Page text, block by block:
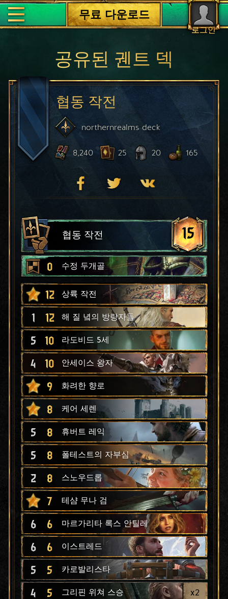
로그인
무료 다운로드
공유된 궨트 덱
협동 작전
northernrealmsdeck
8,240 25 20 165
협동 작전 15
0 수정 두개골
12 상륙 작전
1 12 해 질 녘의 방랑자들
5 10 라도비드 5세
4 10 안세이스 왕자
9 화려한 향로
8 케어 세렌
5 8 휴버트 레익
5 8 폴테스트의 자부심
2 8 스노우드롭
7 테샴 무나 검
6 6 마르가리타 록스 안틸레
6 6 이스트레드
5 5 카로발리스타
4 5 그리핀 위쳐 스승 x2